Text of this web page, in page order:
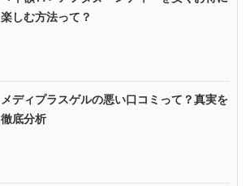
楽しむ方法って？
メディプラスゲルの悪い口コミって？真実を
徹底分析